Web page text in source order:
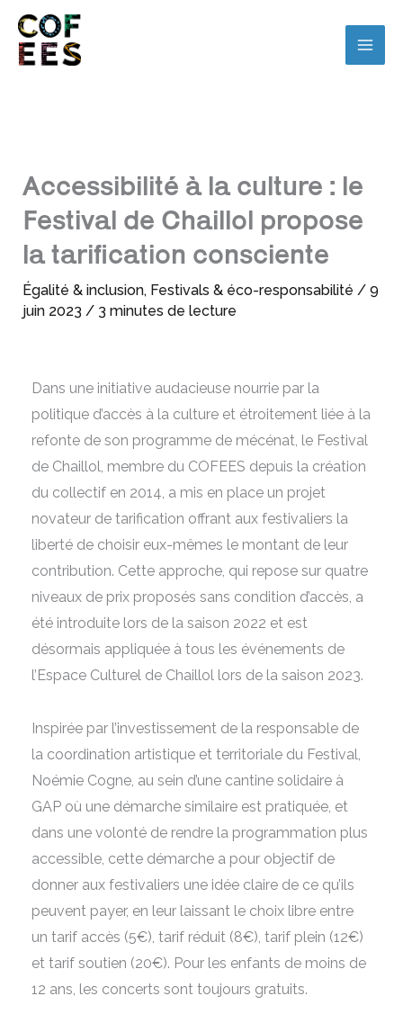
Accessibilité à la culture : le
Festival de Chaillol propose
la tarification consciente
Égalité & inclusion, Festivals & éco-responsabilité / 9
juin 2023 / 3 minutes de lecture
Dans une initiative audacieuse nourrie par la
politique d’accès à la culture et étroitement liée à la
refonte de son programme de mécénat, le Festival
de Chaillol, membre du COFEES depuis la création
du collectif en 2014, a mis en place un projet
novateur de tarification offrant aux festivaliers la
liberté de choisir eux-mêmes le montant de leur
contribution. Cette approche, qui repose sur quatre
niveaux de prix proposés sans condition d’accès, a
été introduite lors de la saison 2022 et est
désormais appliquée à tous les événements de
l’Espace Culturel de Chaillol lors de la saison 2023.
Inspirée par l’investissement de la responsable de
la coordination artistique et territoriale du Festival,
Noémie Cogne, au sein d’une cantine solidaire à
GAP où une démarche similaire est pratiquée, et
dans une volonté de rendre la programmation plus
accessible, cette démarche a pour objectif de
donner aux festivaliers une idée claire de ce qu’ils
peuvent payer, en leur laissant le choix libre entre
un tarif accès (5€), tarif réduit (8€), tarif plein (12€)
et tarif soutien (20€). Pour les enfants de moins de
12 ans, les concerts sont toujours gratuits.